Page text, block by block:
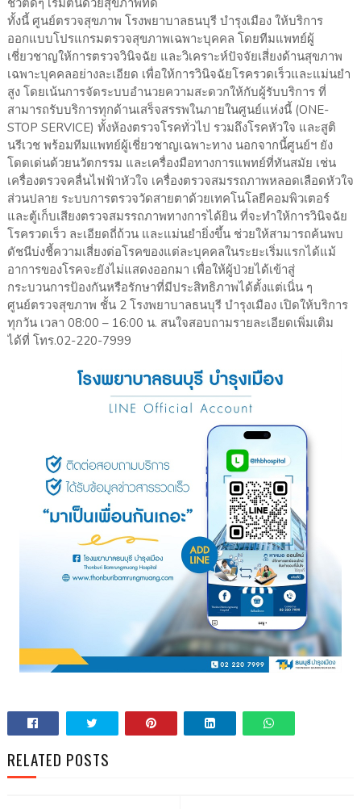
ทั้งนี้ ศูนย์ตรวจสุขภาพ โรงพยาบาลธนบุรี บำรุงเมือง ให้บริการ
ออกแบบโปรแกรมตรวจสุขภาพเฉพาะบุคคล โดยทีมแพทย์ผู้
เชี่ยวชาญให้การตรวจวินิจฉัย และวิเคราะห์ปัจจัยเสี่ยงด้านสุขภาพ
เฉพาะบุคคลอย่างละเอียด เพื่อให้การวินิจฉัยโรครวดเร็วและแม่นยำ
สูง โดยเน้นการจัดระบบอำนวยความสะดวกให้กับผู้รับบริการ ที่
สามารถรับบริการทุกด้านเสร็จสรรพในภายในศูนย์แห่งนี้ (ONE-
STOP SERVICE) ทั้งห้องตรวจโรคทั่วไป รวมถึงโรคหัวใจ และสูติ
นรีเวช พร้อมทีมแพทย์ผู้เชี่ยวชาญเฉพาะทาง นอกจากนี้ศูนย์ฯ ยัง
โดดเด่นด้วยนวัตกรรม และเครื่องมือทางการแพทย์ที่ทันสมัย เช่น
เครื่องตรวจคลื่นไฟฟ้าหัวใจ เครื่องตรวจสมรรถภาพหลอดเลือดหัวใจ
ส่วนปลาย ระบบการตรวจวัดสายตาด้วยเทคโนโลยีคอมพิวเตอร์
และตู้เก็บเสียงตรวจสมรรถภาพทางการได้ยิน ที่จะทำให้การวินิจฉัย
โรครวดเร็ว ละเอียดถี่ถ้วน และแม่นยำยิ่งขึ้น ช่วยให้สามารถค้นพบ
ดัชนีบ่งชี้ความเสี่ยงต่อโรคของแต่ละบุคคลในระยะเริ่มแรกได้แม้
อาการของโรคจะยังไม่แสดงออกมา เพื่อให้ผู้ป่วยได้เข้าสู่
กระบวนการป้องกันหรือรักษาที่มีประสิทธิภาพได้ตั้งแต่เนิ่น ๆ
ศูนย์ตรวจสุขภาพ ชั้น 2 โรงพยาบาลธนบุรี บำรุงเมือง เปิดให้บริการ
ทุกวัน เวลา 08:00 – 16:00 น. สนใจสอบถามรายละเอียดเพิ่มเติม
ได้ที่ โทร.02-220-7999
RELATED POSTS